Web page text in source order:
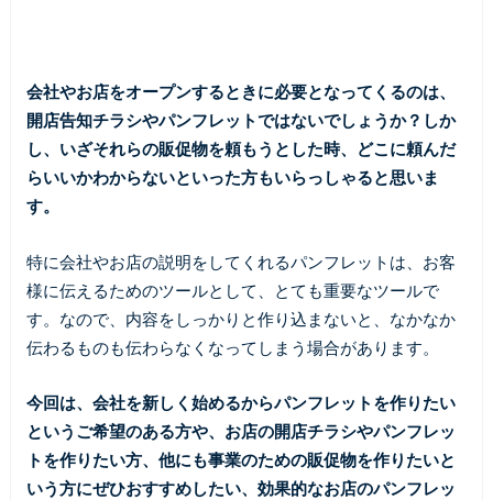
会社やお店をオープンするときに必要となってくるのは、
開店告知チラシやパンフレットではないでしょうか？しか
し、いざそれらの販促物を頼もうとした時、どこに頼んだ
らいいかわからないといった方もいらっしゃると思いま
す。
特に会社やお店の説明をしてくれるパンフレットは、お客
様に伝えるためのツールとして、とても重要なツールで
す。なので、内容をしっかりと作り込まないと、なかなか
伝わるものも伝わらなくなってしまう場合があります。
今回は、会社を新しく始めるからパンフレットを作りたい
というご希望のある方や、お店の開店チラシやパンフレッ
トを作りたい方、他にも事業のための販促物を作りたいと
いう方にぜひおすすめしたい、効果的なお店のパンフレッ